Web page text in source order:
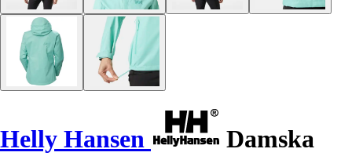
Helly Hansen
Damska